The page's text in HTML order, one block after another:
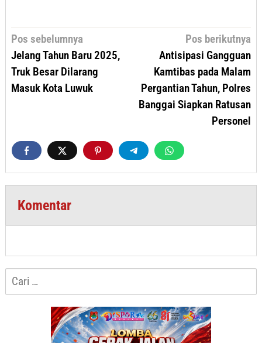
Navigasi
Pos sebelumnya
Jelang Tahun Baru 2025,
Truk Besar Dilarang
Masuk Kota Luwuk
Pos berikutnya
Antisipasi Gangguan
Kamtibas pada Malam
Pergantian Tahun, Polres
Banggai Siapkan Ratusan
Personel
Komentar
Cari
untuk: